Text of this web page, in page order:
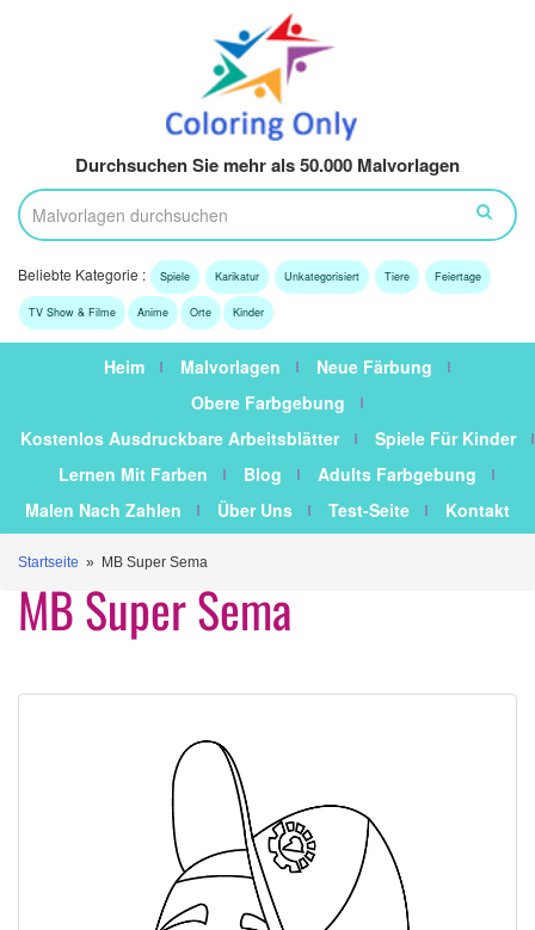
Durchsuchen Sie mehr als 50.000 Malvorlagen
Beliebte Kategorie : Spiele Karikatur Unkategorisiert Tiere Feiertage
TV Show & Filme Anime Orte Kinder
Heim Malvorlagen
Neue Färbung
Obere Farbgebung
Kostenlos Ausdruckbare Arbeitsblätter
Spiele Für Kinder
Lernen Mit Farben
Blog
Adults Farbgebung
Malen Nach Zahlen
Über Uns Test-Seite Kontakt
Startseite » MB Super Sema
MB Super Sema